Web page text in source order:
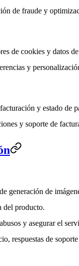
de fraude y
de cookies y datos
y
y estado de
y soporte de
generación de
del producto.
y asegurar el
respuestas de